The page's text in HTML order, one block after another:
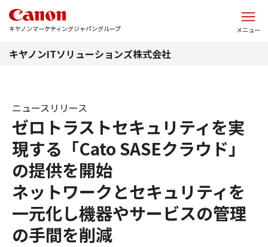
キヤノンマーケティングジャパングループ メニュー
キヤノンITソリューションズ株式会社
ゼロトラストセキュリティを実
現する「Cato SASEクラウド」
の提供を開始
ネットワークとセキュリティを
一元化し機器やサービスの管理
の手間を削減
ニュースリリース